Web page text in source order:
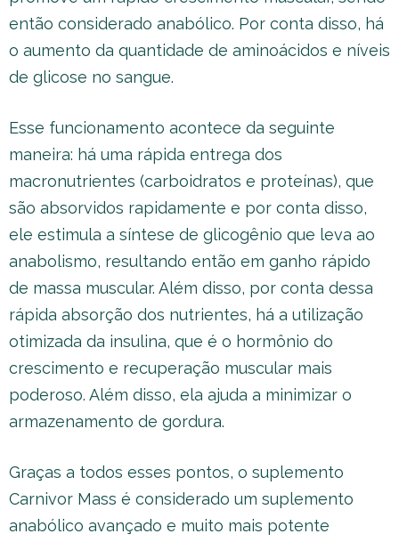
então considerado anabólico. Por conta disso, há
o aumento da quantidade de aminoácidos e níveis
de glicose no sangue.
Esse funcionamento acontece da seguinte
maneira: há uma rápida entrega dos
macronutrientes (carboidratos e proteínas), que
são absorvidos rapidamente e por conta disso,
ele estimula a síntese de glicogênio que leva ao
anabolismo, resultando então em ganho rápido
de massa muscular. Além disso, por conta dessa
rápida absorção dos nutrientes, há a utilização
otimizada da insulina, que é o hormônio do
crescimento e recuperação muscular mais
poderoso. Além disso, ela ajuda a minimizar o
armazenamento de gordura.
Graças a todos esses pontos, o suplemento
Carnivor Mass é considerado um suplemento
anabólico avançado e muito mais potente